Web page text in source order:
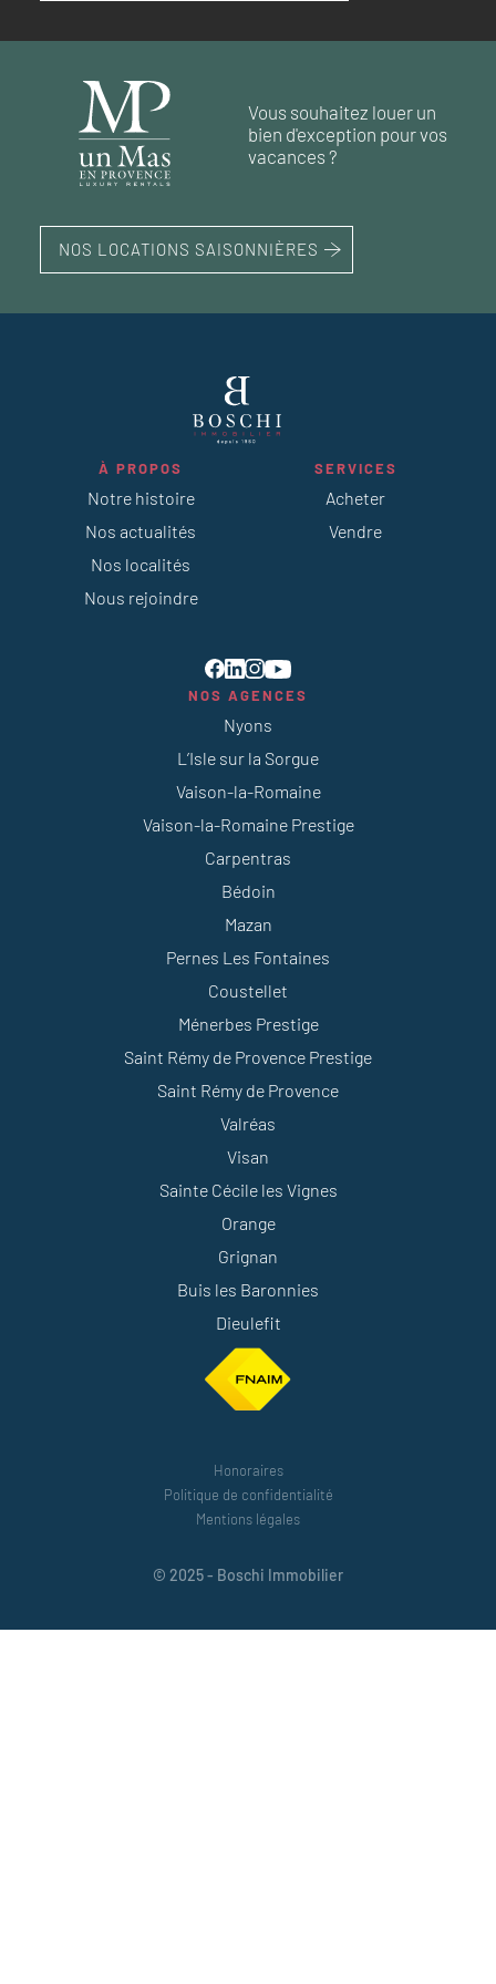
165 m²
177 m² chambres
60 m²
77 m²
Vous souhaitez louer un
bien d'exception pour vos
vacances ?
NOS LOCATIONS SAISONNIÈRES
À PROPOS
Notre histoire
Nos actualités
Nos localités
Nous rejoindre
SERVICES
Acheter
Vendre
NOS AGENCES
Nyons
L’Isle sur la Sorgue
Vaison-la-Romaine
Vaison-la-Romaine Prestige
Carpentras
Bédoin
Mazan
Pernes Les Fontaines
Coustellet
Ménerbes Prestige
Saint Rémy de Provence Prestige
Saint Rémy de Provence
Valréas
Visan
Sainte Cécile les Vignes
Orange
Grignan
Buis les Baronnies
Dieulefit
Honoraires
Politique de confidentialité
Mentions légales
© 2025 - Boschi Immobilier